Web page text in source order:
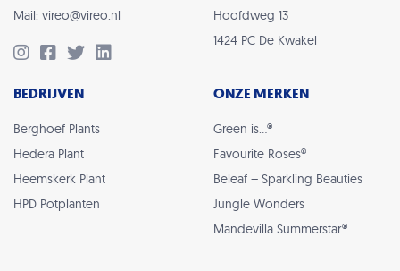
Mail: vireo@vireo.nl
Hoofdweg 13
1424 PC De Kwakel
BEDRIJVEN
Berghoef Plants
Hedera Plant
Heemskerk Plant
HPD Potplanten
ONZE MERKEN
Green is…®
Favourite Roses®
Beleaf – Sparkling Beauties
Jungle Wonders
Mandevilla Summerstar®